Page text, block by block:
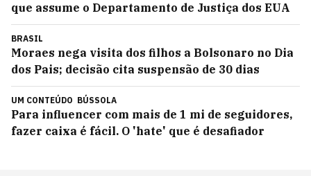
que assume o Departamento de Justiça dos EUA
BRASIL
Moraes nega visita dos filhos a Bolsonaro no Dia
dos Pais; decisão cita suspensão de 30 dias
UM CONTEÚDO BÚSSOLA
Para influencer com mais de 1 mi de seguidores,
fazer caixa é fácil. O 'hate' que é desafiador